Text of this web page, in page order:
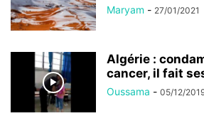
Maryam - 27/01/2021
Algérie :
cancer, il fait
Oussama - 05/12/